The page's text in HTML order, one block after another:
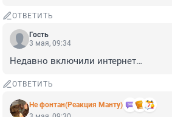
ОТВЕТИТЬ
Гость
3 мая, 09:34
Недавно включили интернет…
ОТВЕТИТЬ
Не фонтан(Реакция Манту)